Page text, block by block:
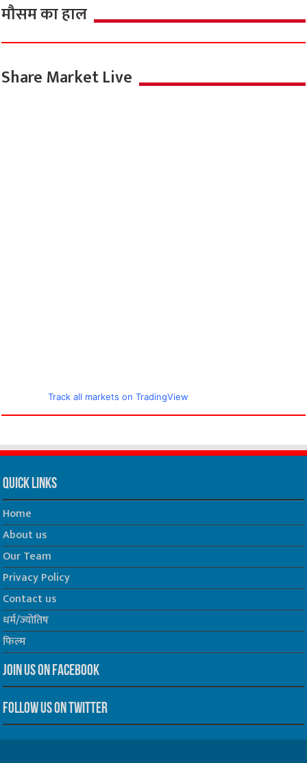
मौसम का हाल
Share Market Live
Track all markets on TradingView
Quick Links
Home
About us
Our Team
Privacy Policy
Contact us
धर्म/ज्योतिष
फिल्म
Join us on Facebook
Follow us on Twitter